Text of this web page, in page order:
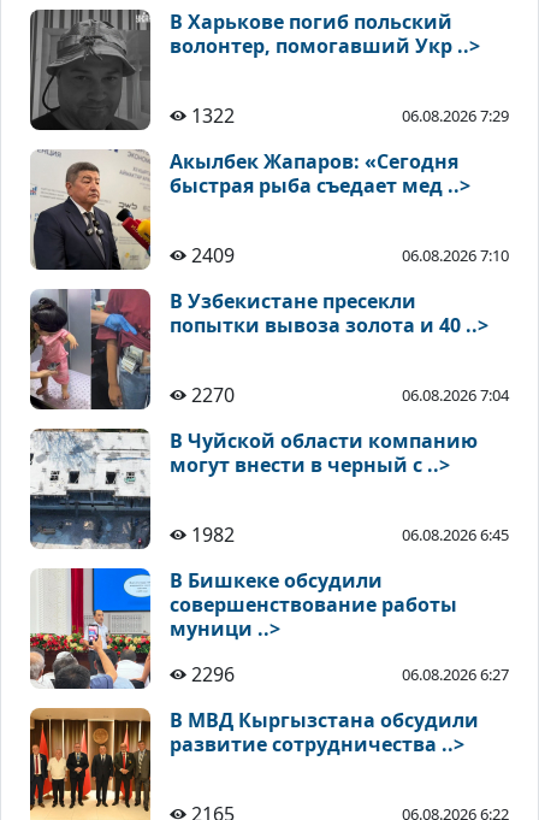
В Харькове погиб польский
волонтер, помогавший Укр ..>
1322 06.08.2026 7:29
Акылбек Жапаров: «Сегодня
быстрая рыба съедает мед ..>
2409 06.08.2026 7:10
В Узбекистане пресекли
попытки вывоза золота и 40 ..>
2270 06.08.2026 7:04
В Чуйской области компанию
могут внести в черный с ..>
1982 06.08.2026 6:45
В Бишкеке обсудили
совершенствование работы
муници ..>
2296
06.08.2026 6:27
В МВД Кыргызстана обсудили
развитие сотрудничества ..>
2165 06.08.2026 6:22